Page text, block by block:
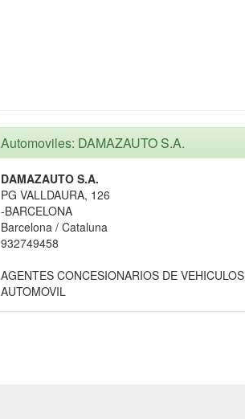
Automoviles: DAMAZAUTO S.A.
DAMAZAUTO S.A.
PG VALLDAURA, 126
-BARCELONA
Barcelona / Cataluna
932749458
AGENTES CONCESIONARIOS DE VEHICULOS
AUTOMOVIL